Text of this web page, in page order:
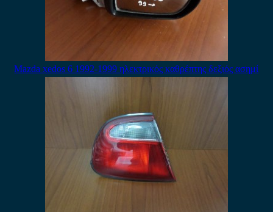
Mazda xedos 6 1992-1999 ηλεκτρικός καθρέπτης δεξιός ασημί